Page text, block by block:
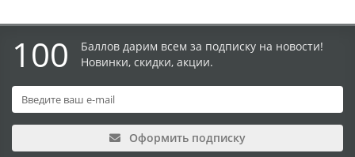
100
Баллов дарим всем за подписку на новости!
Новинки, скидки, акции.
Оформить подписку